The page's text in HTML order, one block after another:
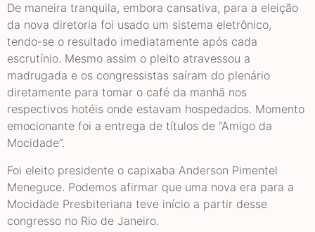
De maneira tranquila, embora cansativa, para a eleição
da nova diretoria foi usado um sistema eletrônico,
tendo-se o resultado imediatamente após cada
escrutínio. Mesmo assim o pleito atravessou a
madrugada e os congressistas saíram do plenário
diretamente para tomar o café da manhã nos
respectivos hotéis onde estavam hospedados. Momento
emocionante foi a entrega de títulos de “Amigo da
Mocidade”.
Foi eleito presidente o capixaba Anderson Pimentel
Meneguce. Podemos afirmar que uma nova era para a
Mocidade Presbiteriana teve início a partir desse
congresso no Rio de Janeiro.